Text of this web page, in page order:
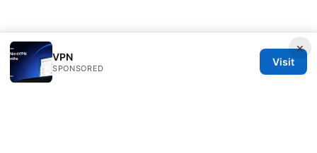
×
VPN
SPONSORED
Visit